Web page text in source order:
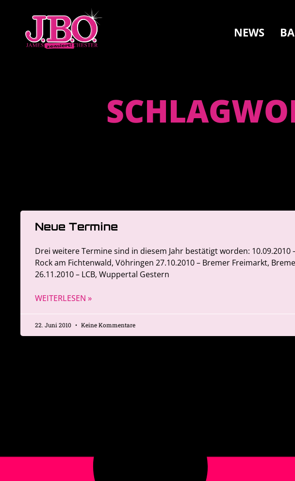
NEWS
Neue Termine
Drei weitere Termine sind in diesem Jahr bestätigt worden: 10.09.2010
Rock am Fichtenwald, Vöhringen 27.10.2010 – Bremer Freimarkt,
26.11.2010 – LCB, Wuppertal Gestern
WEITERLESEN »
22. Juni 2010 Keine Kommentare